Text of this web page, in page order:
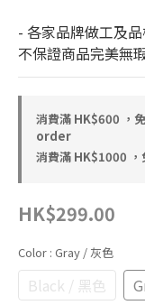
- 各家品牌做工及品
不保證商品完美無
消費滿 HK$600 ，
order
消費滿 HK$1000
HK$299.00
Color : Gray / 灰色
Black / 黑色